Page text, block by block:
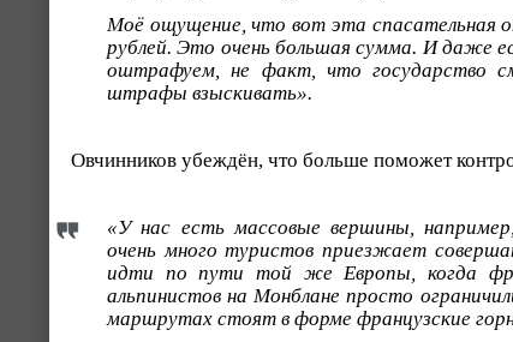
Моё ощущение, что вот эта спасательная
рублей. Это очень большая сумма. И даже
оштрафуем, не факт, что государство
штрафы взыскивать».
Овчинников убеждён, что больше поможет
«У нас есть массовые вершины,
очень много туристов приезжает
идти по пути той же Европы, когда
альпинистов на Монблане просто
маршрутах стоят в форме французские